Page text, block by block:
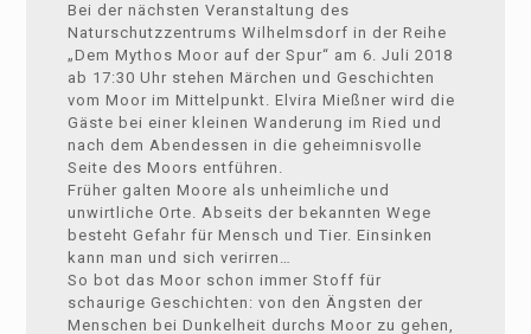
Bei der nächsten Veranstaltung des
Naturschutzzentrums Wilhelmsdorf in der Reihe
„Dem Mythos Moor auf der Spur“ am 6. Juli 2018
ab 17:30 Uhr stehen Märchen und Geschichten
vom Moor im Mittelpunkt. Elvira Mießner wird die
Gäste bei einer kleinen Wanderung im Ried und
nach dem Abendessen in die geheimnisvolle
Seite des Moors entführen.
Früher galten Moore als unheimliche und
unwirtliche Orte. Abseits der bekannten Wege
besteht Gefahr für Mensch und Tier. Einsinken
kann man und sich verirren…
So bot das Moor schon immer Stoff für
schaurige Geschichten: von den Ängsten der
Menschen bei Dunkelheit durchs Moor zu gehen,